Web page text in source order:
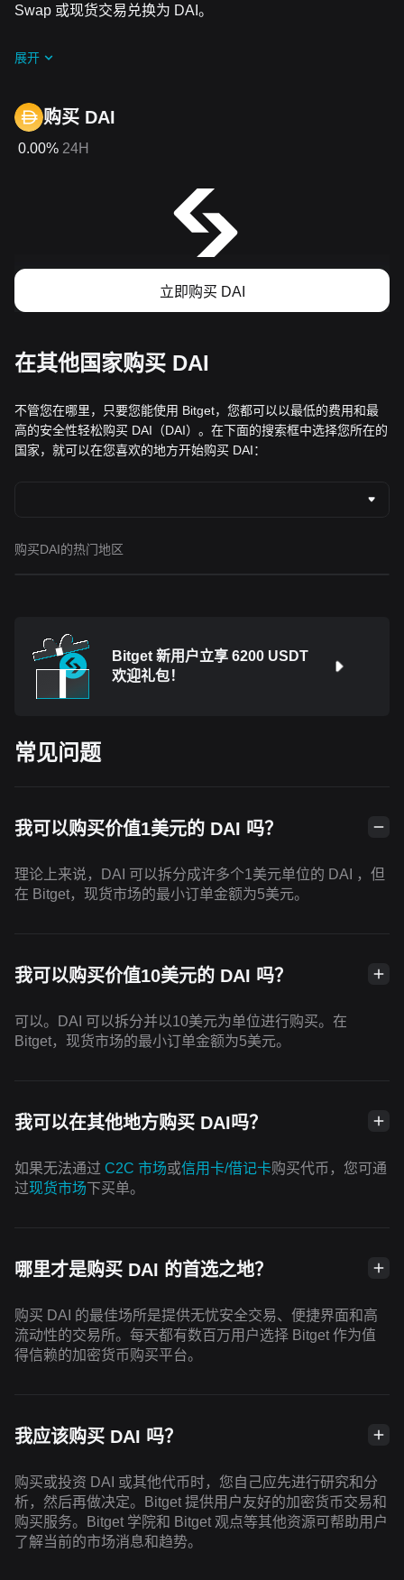
Swap 或现货交易兑换为 DAI。
展开
购买 DAI
0.00% 24H
立即购买 DAI
在其他国家购买 DAI
不管您在哪里，只要您能使用 Bitget，您都可以以最低的费用和最
高的安全性轻松购买 DAI（DAI）。在下面的搜索框中选择您所在的
国家，就可以在您喜欢的地方开始购买 DAI：
购买DAI的热门地区
Bitget 新用户立享 6200 USDT
欢迎礼包！
常见问题
我可以购买价值1美元的 DAI 吗？
理论上来说，DAI 可以拆分成许多个1美元单位的 DAI ，但
在 Bitget，现货市场的最小订单金额为5美元。
我可以购买价值10美元的 DAI 吗？
可以。DAI 可以拆分并以10美元为单位进行购买。在
Bitget，现货市场的最小订单金额为5美元。
我可以在其他地方购买 DAI吗？
如果无法通过 C2C 市场或信用卡/借记卡购买代币，您可通
过现货市场下买单。
哪里才是购买 DAI 的首选之地？
购买 DAI 的最佳场所是提供无忧安全交易、便捷界面和高
流动性的交易所。每天都有数百万用户选择 Bitget 作为值
得信赖的加密货币购买平台。
我应该购买 DAI 吗？
购买或投资 DAI 或其他代币时，您自己应先进行研究和分
析，然后再做决定。Bitget 提供用户友好的加密货币交易和
购买服务。Bitget 学院和 Bitget 观点等其他资源可帮助用户
了解当前的市场消息和趋势。